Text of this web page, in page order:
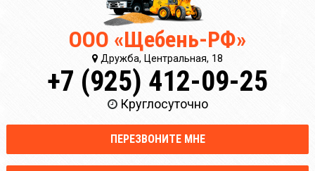
ООО «Щебень-РФ»
Дружба, Центральная, 18
+7 (925) 412-09-25
Круглосуточно
ПЕРЕЗВОНИТЕ МНЕ